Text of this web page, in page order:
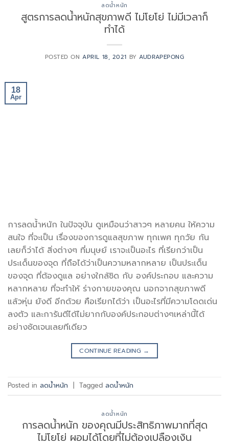
ลดน้ำหนัก
สูตรการลดน้ำหนักสุขภาพดี ไม่โยโย่ ไม่มีเวลาก็
ทำได้
POSTED ONAPRIL 18, 2021 BYAUDRAPEPONG
18
Apr
การลดน้ำหนัก ในปัจจุบัน ดูเหมือนว่าสาวๆ หลายคน ให้ความ
สนใจ ที่จะเป็น เรื่องของการดูแลสุขภาพ ทุกเพศ ทุกวัย กัน
เลยก็ว่าได้ สิ่งต่างๆ ที่มนุษย์ เราจะเป็นอะไร ที่เรียกว่าเป็น
ประเด็นของจุด ที่ถือได้ว่าเป็นความหลากหลาย เป็นประเด็น
ของจุด ที่ต้องดูแล อย่างใกล้ชิด กับ องค์ประกอบ และความ
หลากหลาย ที่จะทำให้ ร่างกายของคุณ นอกจากสุขภาพดี
แล้วหุ่น ยังดี อีกด้วย คือเรียกได้ว่า เป็นอะไรที่มีความโดดเด่น
ลงตัว และการันตีได้ไม่ยากกับองค์ประกอบต่างๆเหล่านี้ได้
อย่างชัดเจนเลยทีเดียว
CONTINUE READING →
Posted in ลดน้ำหนัก | Tagged ลดน้ำหนัก
ลดน้ำหนัก
การลดน้ำหนัก ของคุณมีประสิทธิภาพมากที่สุด
ไม่โยโย่ ผอมได้โดยที่ไม่ต้องเปลืองเงิน